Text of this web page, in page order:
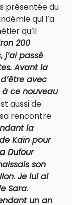
présentée du
qui l’a
qu’il
200
j’ai passé
Avant la
avec
à ce nouveau
aussi de
rencontre
la
Kaïn pour
Dufour
son
Je lui ai
Sara.
un an